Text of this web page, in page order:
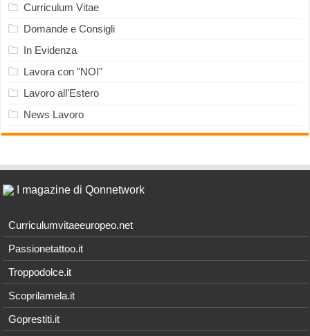
Curriculum Vitae
Domande e Consigli
In Evidenza
Lavora con "NOI"
Lavoro all'Estero
News Lavoro
I magazine di Qonnetwork
Curriculumvitaeeuropeo.net
Passionetattoo.it
Troppodolce.it
Scoprilamela.it
Goprestiti.it